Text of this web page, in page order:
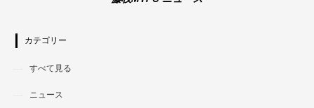
カテゴリー
すべて見る
ニュース